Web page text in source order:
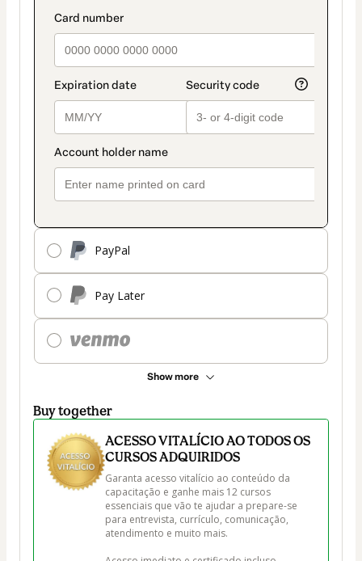
payment_data.section_title_v2
PayPal
Pay Later
Show more
method
Buy together
ACESSO VITALÍCIO AO TODOS OS
CURSOS ADQUIRIDOS
Garanta acesso vitalício ao conteúdo da
capacitação e ganhe mais 12 cursos
essenciais que vão te ajudar a prepare-se
para entrevista, currículo, comunicação,
atendimento e muito mais.